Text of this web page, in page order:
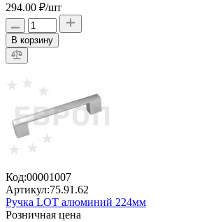
294.00 ₽/шт
В корзину
Код:00001007
Артикул:75.91.62
Ручка LOT алюминий 224мм
Розничная цена